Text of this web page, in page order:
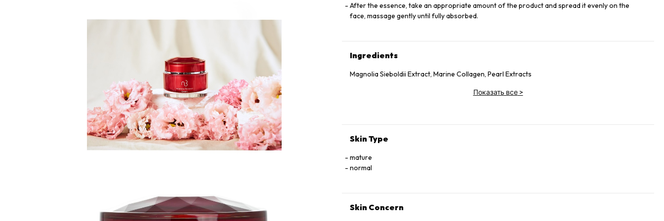
After the essence, take an appropriate amount of the product and spread it evenly on the
face, massage gently until fully absorbed.
Ingredients
Magnolia Sieboldii Extract, Marine Collagen, Pearl Extracts
Показать все>
Skin Type
mature
normal
Skin Concern